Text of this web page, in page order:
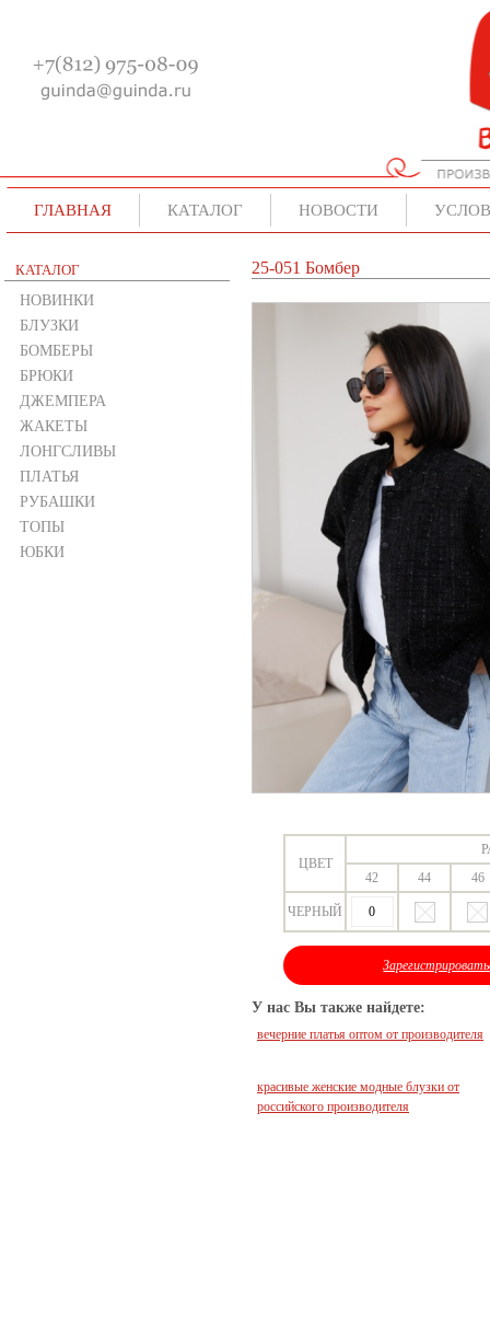
ГЛАВНАЯ КАТАЛОГ НОВОСТИ
КАТАЛОГ
НОВИНКИ
БЛУЗКИ
БОМБЕРЫ
БРЮКИ
ДЖЕМПЕРА
ЖАКЕТЫ
ЛОНГСЛИВЫ
ПЛАТЬЯ
РУБАШКИ
ТОПЫ
ЮБКИ
25-051 Бомбер
ЦВЕТ
42
44 46
ЧЕРНЫЙ
У нас Вы также найдете:
вечерние платья оптом от производителя
красивые женские модные блузки от
российского производителя